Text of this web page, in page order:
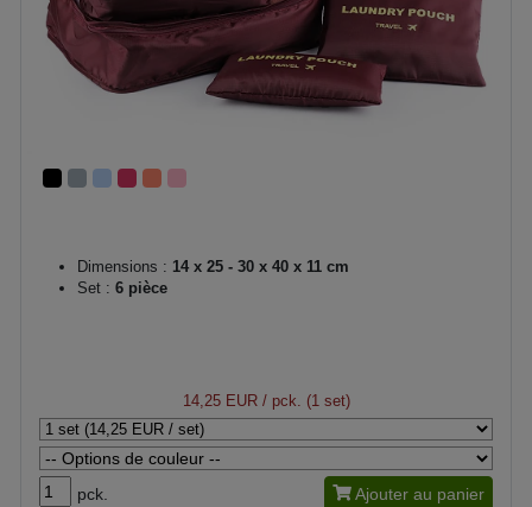
Dimensions : 14 x 25 - 30 x 40 x 11 cm
Set : 6 pièce
14,25 EUR/ pck. (1 set)
pck. Ajouter au panier